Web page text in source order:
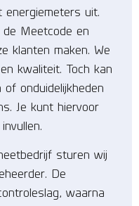
uit.
Meetcode en
klanten maken. We
kwaliteit. Toch kan
onduidelijkheden
Je kunt hiervoor
sturen wij
De
waarna